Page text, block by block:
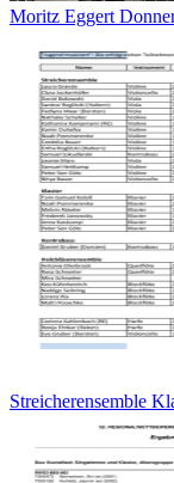
Moritz Eggert
Streicherensemble